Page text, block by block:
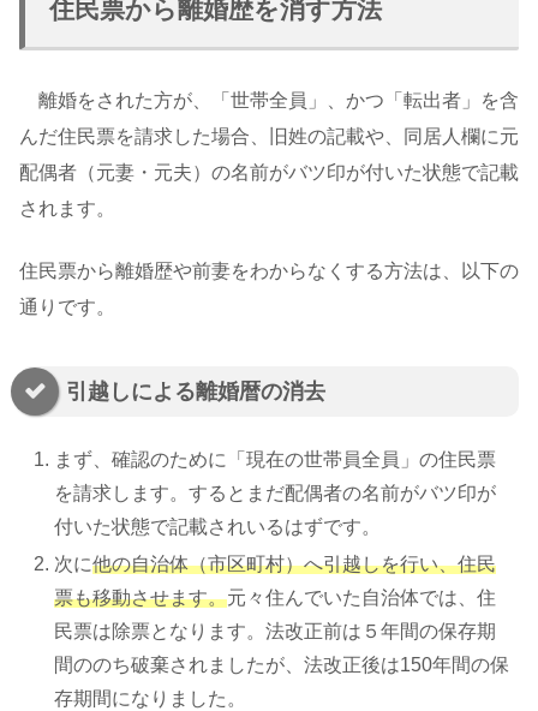
住民票から離婚歴を消す方法
離婚をされた方が、「世帯全員」、かつ「転出者」を含
んだ住民票を請求した場合、旧姓の記載や、同居人欄に元
配偶者（元妻・元夫）の名前がバツ印が付いた状態で記載
されます。
住民票から離婚歴や前妻をわからなくする方法は、以下の
通りです。
引越しによる離婚暦の消去
まず、確認のために「現在の世帯員全員」の住民票
を請求します。するとまだ配偶者の名前がバツ印が
付いた状態で記載されいるはずです。
次に他の自治体（市区町村）へ引越しを行い、住民
票も移動させます。元々住んでいた自治体では、住
民票は除票となります。法改正前は５年間の保存期
間ののち破棄されましたが、法改正後は150年間の保
存期間になりました。